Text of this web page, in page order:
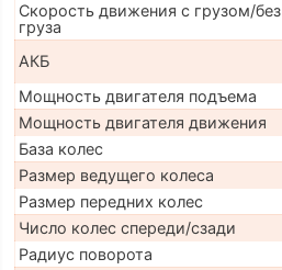
Скорость движения с грузом/без
груза
АКБ
Мощность двигателя подъема
Мощность двигателя движения
База колес
Размер ведущего колеса
Размер передних колес
Число колес спереди/сзади
Радиус поворота